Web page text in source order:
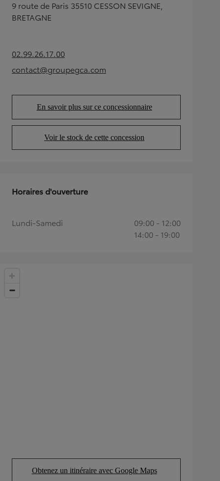
9 route de Paris 35510 CESSON SEVIGNE,
BRETAGNE
02.99.26.17.00(Opens in new tab)
contact@groupegca.com
(Opens in new tab)
En savoir plus sur ce concessionnaire
(Opens in new tab)
Voir le stock de cette concession
(Opens in new tab)
Obtenez un itinéraire avec Google Maps
(Opens in new tab)
Horaires d'ouverture
Lundi-Samedi
09:00 - 12:00
14:00 - 19:00